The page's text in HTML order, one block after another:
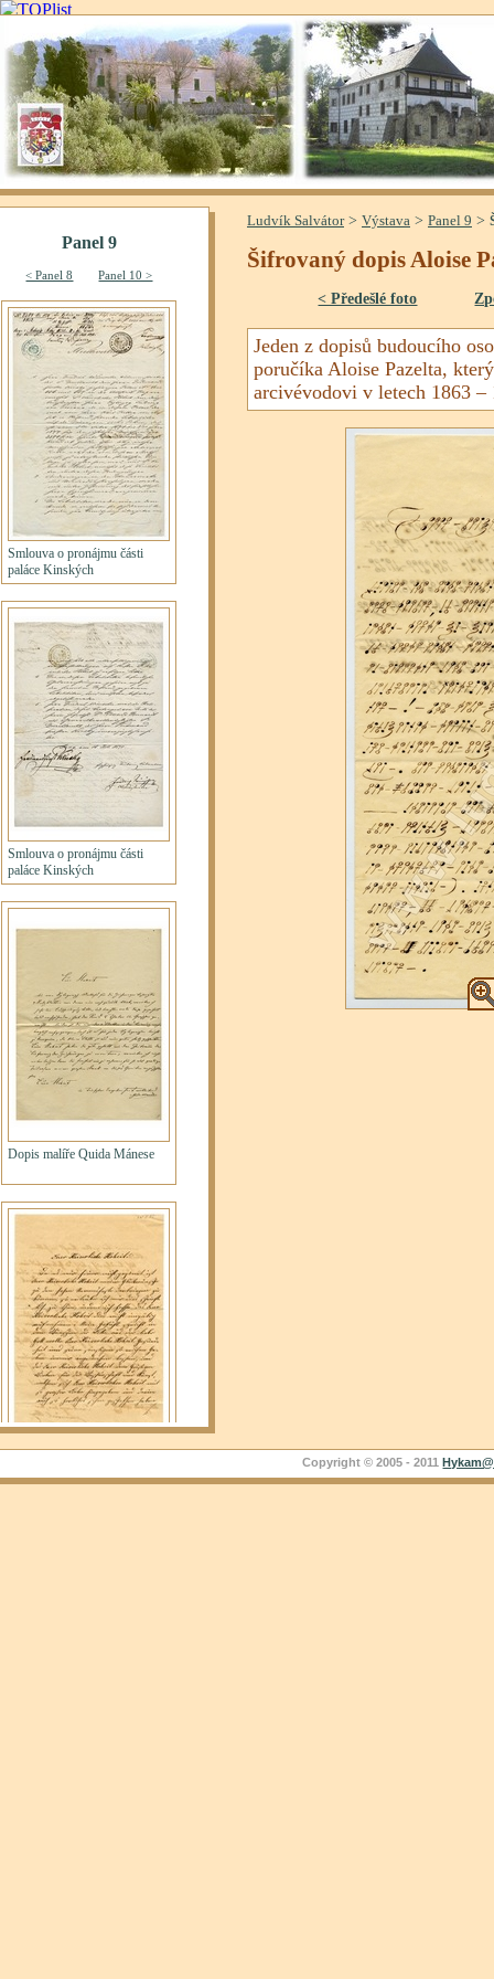
Ludvík Salvátor> Výstava > Panel 9 >
Šifrovaný dopis Aloise
< Předešlé foto
Jeden z dopisů budoucího
poručíka Aloise Pazelta,
arcivévodovi v letech 1863
Copyright © 2005 - 2011